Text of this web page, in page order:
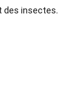
des insectes.